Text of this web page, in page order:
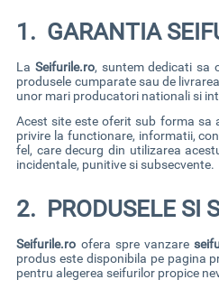
1. GARANTIA
LaSeifurile.ro, suntem dedicati sa
produsele cumparate sau de
unor mari producatori nationali si
Acest site este oferit sub forma sa
privire la functionare, informatii,
fel, care decurg din utilizarea
incidentale, punitive si subsecvente.
2. PRODUSELE SI
Seifurile.ro ofera spre vanzare
produs este disponibila pe pagina
pentru alegerea seifurilor propice